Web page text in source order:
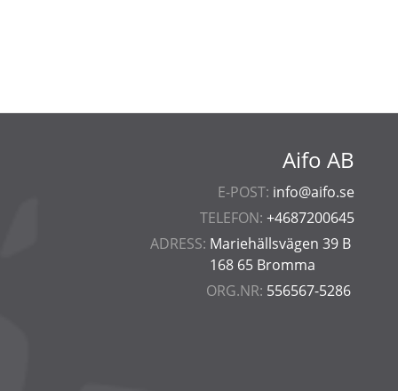
Aifo AB
E-POST: info@aifo.se
TELEFON: +4687200645
ADRESS: Mariehällsvägen 39 B
168 65 Bromma
ORG.NR: 556567-5286